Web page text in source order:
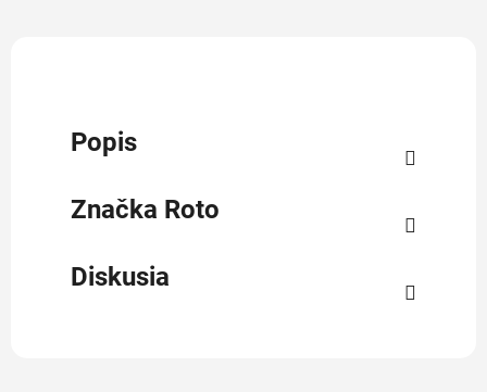
Popis
Značka Roto
Diskusia